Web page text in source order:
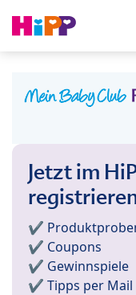
Jetzt im
✔️
✔️ Coupons
✔️ Gewinnspiele
✔️ Tipps per Mail